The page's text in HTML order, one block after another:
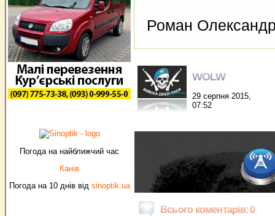
Погода на найближчий час
Канів
Погода на 10 днів від sinoptik.ua
Роман
WOLW
29 серпня 2015,
07:52
Всього коментарів: 0